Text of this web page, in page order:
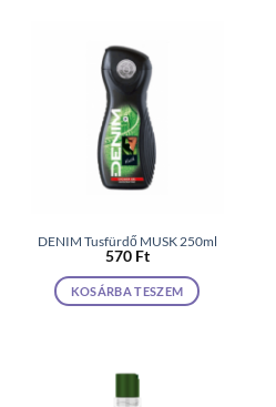
DENIM Tusfürdő MUSK 250ml
570 Ft
KOSÁRBA TESZEM